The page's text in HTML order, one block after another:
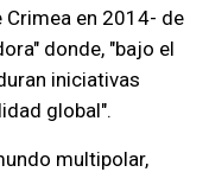
Crimea en 2014- de
donde, "bajo el
iniciativas
global".
multipolar,